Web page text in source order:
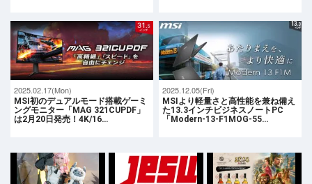
2025.02.17(Mon)
MSI初のデュアルモード搭載ゲーミ
ングモニター「MAG 321CUPDF」
は2月20日発売！4K/16…
2025.12.05(Fri)
MSIより軽量さと高性能を兼ね備え
た13.3インチビジネスノートPC
「Modern-13-F1MOG-55…